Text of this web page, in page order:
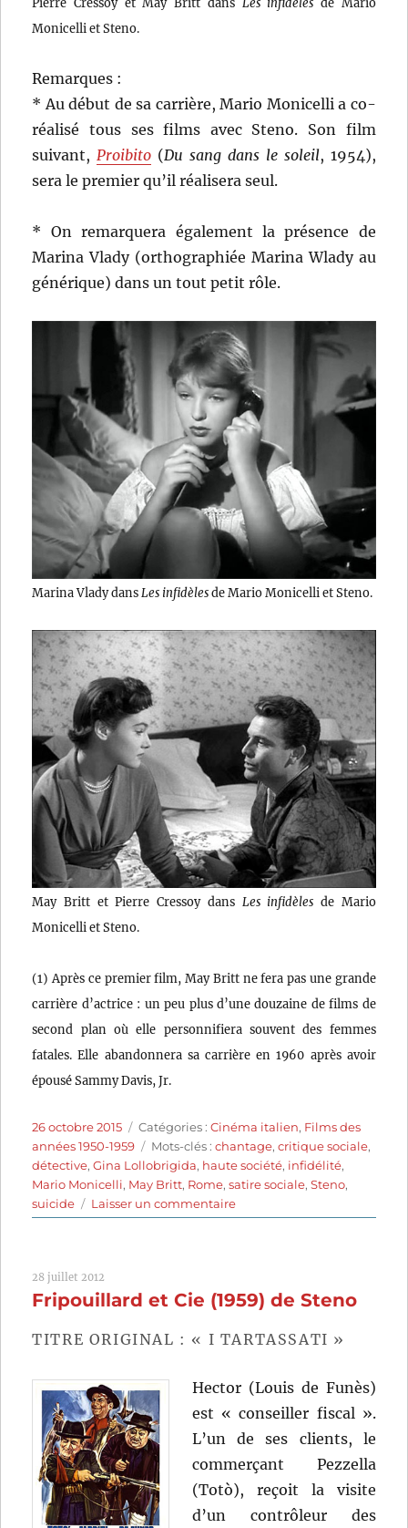
Monicelli et Steno.
Remarques :
* Au début de sa carrière, Mario Monicelli a co-
réalisé tous ses films avec Steno. Son film
suivant, Proibito (Du sang dans le soleil, 1954),
sera le premier qu’il réalisera seul.
* On remarquera également la présence de
Marina Vlady (orthographiée Marina Wlady au
générique) dans un tout petit rôle.
Marina Vlady dans Les infidèlesde Mario Monicelli et Steno.
May Britt et Pierre Cressoy dans Les infidèles de Mario
Monicelli et Steno.
(1) Après ce premier film, May Britt ne fera pas une grande
carrière d’actrice : un peu plus d’une douzaine de films de
second plan où elle personnifiera souvent des femmes
fatales. Elle abandonnera sa carrière en 1960 après avoir
épousé Sammy Davis, Jr.
Publié
le
26 octobre 2015 Catégories
Catégories :Cinéma italien, Films des
années 1950-1959
Étiquettes
Mots-clés :chantage,critique sociale,
détective,Gina Lollobrigida, haute société, infidélité,
Mario Monicelli, May Britt, Rome,satire sociale,Steno,
suicide
Laisser un commentairesur
Les
Mario
et
28 juillet 2012
Fripouillard et Cie (1959) de Steno
TITRE ORIGINAL : « I TARTASSATI »
Hector (Louis de Funès)
est « conseiller fiscal ».
L’un de ses clients, le
commerçant Pezzella
(Totò), reçoit la visite
d’un contrôleur des